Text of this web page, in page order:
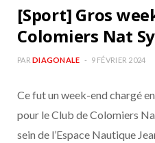
[Sport] Gros
Colomiers Nat
PAR DIAGONALE 9 FÉVRIER 2024
Ce fut un week-end chargé
pour le Club de Colomiers
sein de l’Espace Nautique